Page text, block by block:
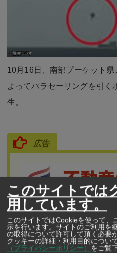
10月16日、南部プーケット
よってパラセーリングを引く
生。
広告
このサイトでは
用しています。
このサイトではCookieを使って、
示を行います。サイトのご利用を
の取得について許可して頂く必要
クッキーの詳細・利用目的につい
（プライバシーポリシー）
をご覧